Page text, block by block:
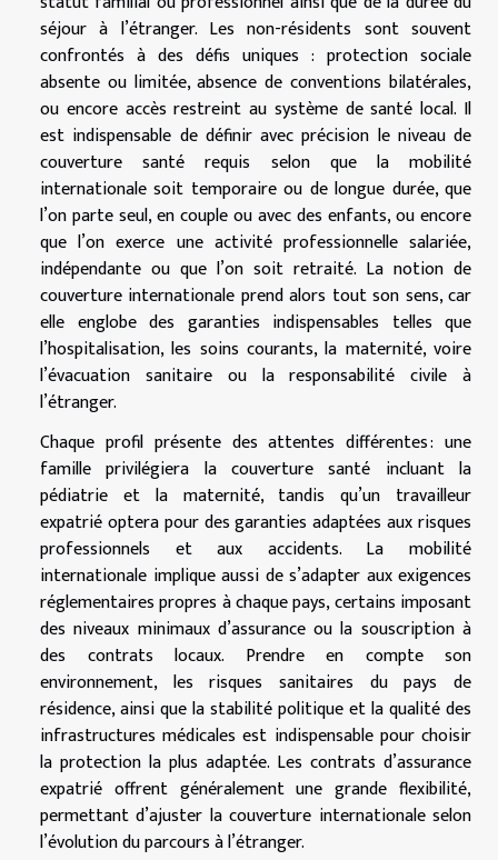
séjour à l’étranger. Les non-résidents sont souvent
confrontés à des défis uniques : protection sociale
absente ou limitée, absence de conventions bilatérales,
ou encore accès restreint au système de santé local. Il
est indispensable de définir avec précision le niveau de
couverture santé requis selon que la mobilité
internationale soit temporaire ou de longue durée, que
l’on parte seul, en couple ou avec des enfants, ou encore
que l’on exerce une activité professionnelle salariée,
indépendante ou que l’on soit retraité. La notion de
couverture internationale prend alors tout son sens, car
elle englobe des garanties indispensables telles que
l’hospitalisation, les soins courants, la maternité, voire
l’évacuation sanitaire ou la responsabilité civile à
l’étranger.
Chaque profil présente des attentes différentes : une
famille privilégiera la couverture santé incluant la
pédiatrie et la maternité, tandis qu’un travailleur
expatrié optera pour des garanties adaptées aux risques
professionnels et aux accidents. La mobilité
internationale implique aussi de s’adapter aux exigences
réglementaires propres à chaque pays, certains imposant
des niveaux minimaux d’assurance ou la souscription à
des contrats locaux. Prendre en compte son
environnement, les risques sanitaires du pays de
résidence, ainsi que la stabilité politique et la qualité des
infrastructures médicales est indispensable pour choisir
la protection la plus adaptée. Les contrats d’assurance
expatrié offrent généralement une grande flexibilité,
permettant d’ajuster la couverture internationale selon
l’évolution du parcours à l’étranger.